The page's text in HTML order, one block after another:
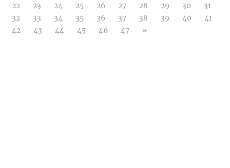
22
23 24 25 26 27 28 29 30
31
32
33 34 35 36 37 38 39 40
41
42
43 44 45 46 47 »